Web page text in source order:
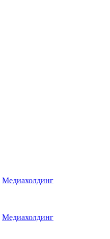
Медиахолдинг
Медиахолдинг